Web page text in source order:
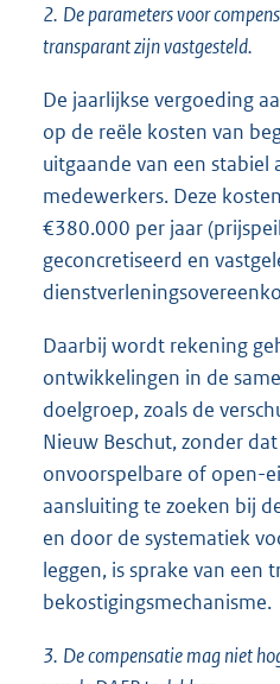
2. De parameters voor
transparant zijn vastgesteld.
De jaarlijkse vergoeding
op de reële kosten van
uitgaande van een stabiel
medewerkers. Deze
€380.000 per jaar
geconcretiseerd en
Daarbij wordt rekening
ontwikkelingen in de
doelgroep, zoals de
Nieuw Beschut, zonder
onvoorspelbare of open-
aansluiting te zoeken bij
en door de systematiek
leggen, is sprake van een
bekostigingsmechanisme.
3. De compensatie mag niet